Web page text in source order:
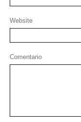
Website
Comentario